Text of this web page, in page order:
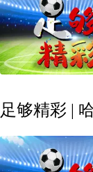
足够精彩 |